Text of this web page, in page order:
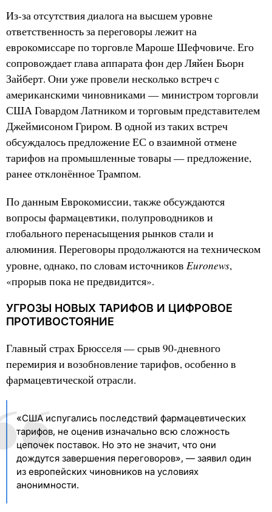
Из-за отсутствия диалога на высшем уровне
ответственность за переговоры лежит на
еврокомиссаре по торговле Мароше Шефчовиче. Его
сопровождает глава аппарата фон дер Ляйен Бьорн
Зайберт. Они уже провели несколько встреч с
американскими чиновниками — министром торговли
США Говардом Латником и торговым представителем
Джеймисоном Гриром. В одной из таких встреч
обсуждалось предложение ЕС о взаимной отмене
тарифов на промышленные товары — предложение,
ранее отклонённое Трампом.
По данным Еврокомиссии, также обсуждаются
вопросы фармацевтики, полупроводников и
глобального перенасыщения рынков стали и
алюминия. Переговоры продолжаются на техническом
уровне, однако, по словам источников Euronews,
«прорыв пока не предвидится».
УГРОЗЫ НОВЫХ ТАРИФОВ И ЦИФРОВОЕ
ПРОТИВОСТОЯНИЕ
Главный страх Брюсселя — срыв 90-дневного
перемирия и возобновление тарифов, особенно в
фармацевтической отрасли.
«США испугались последствий фармацевтических
тарифов, не оценив изначально всю сложность
цепочек поставок. Но это не значит, что они
дождутся завершения переговоров», — заявил один
из европейских чиновников на условиях
анонимности.